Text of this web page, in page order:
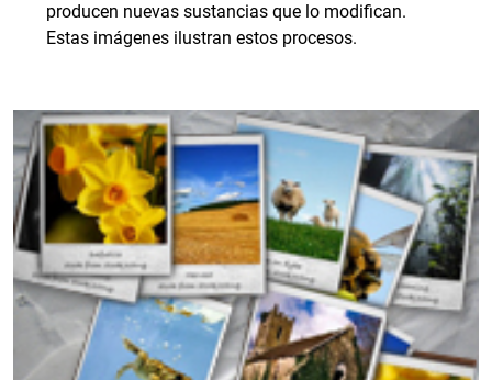
producen nuevas sustancias que lo modifican.
Estas imágenes ilustran estos procesos.